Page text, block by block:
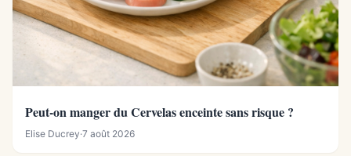
Peut-on manger du Cervelas enceinte sans risque ?
Elise Ducrey·7 août 2026